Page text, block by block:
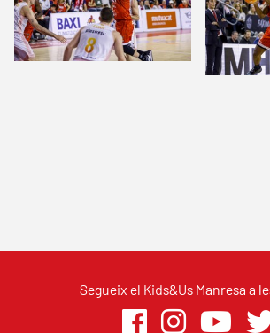
Segueix el Kids&Us Manresa a